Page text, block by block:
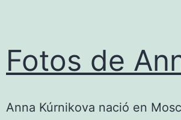
Fotos de
Anna Kúrnikova nació en